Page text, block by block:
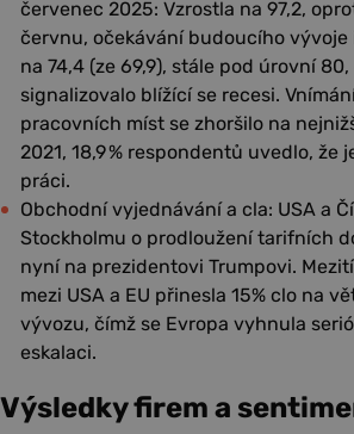
červenec 2025: Vzrostla na 97,2,
červnu, očekávání budoucího
na 74,4 (ze 69,9), stále pod úrovní
signalizovalo blížící se recesi.
pracovních míst se zhoršilo na
2021, 18,9 % respondentů uvedlo, že
práci.
Obchodní vyjednávání a cla: USA a
Stockholmu o prodloužení tarifních
nyní na prezidentovi Trumpovi.
mezi USA a EU přinesla 15% clo na
vývozu, čímž se Evropa vyhnula
eskalaci.
Výsledky firem a